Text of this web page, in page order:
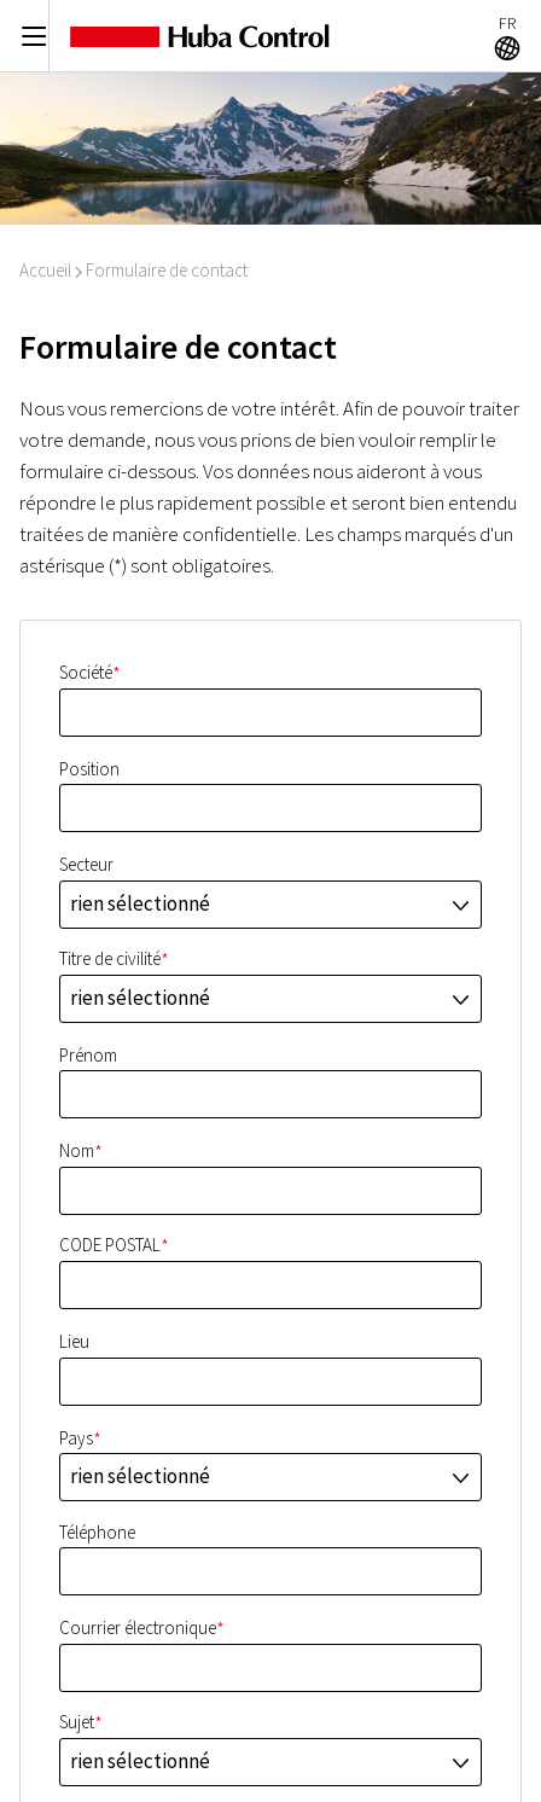
C FR
A
Accueil I Formulaire de contact
Formulaire de contact
Nous vous remercions de votre intérêt. Afin de pouvoir traiter
votre demande, nous vous prions de bien vouloir remplir le
formulaire ci-dessous. Vos données nous aideront à vous
répondre le plus rapidement possible et seront bien entendu
traitées de manière confidentielle. Les champs marqués d'un
astérisque (*) sont obligatoires.
Société*
Position
Secteur
rien sélectionné J
Titre de civilité*
rien sélectionné
J
Prénom
Nom*
CODE POSTAL*
Lieu
Pays*
rien sélectionné
J
Téléphone
Courrier électronique*
Sujet*
rien sélectionné
J